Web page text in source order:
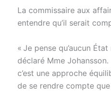
La commissaire aux
entendre qu’il serait
« Je pense qu’aucun
déclaré Mme
c’est une approche
de se rendre compte